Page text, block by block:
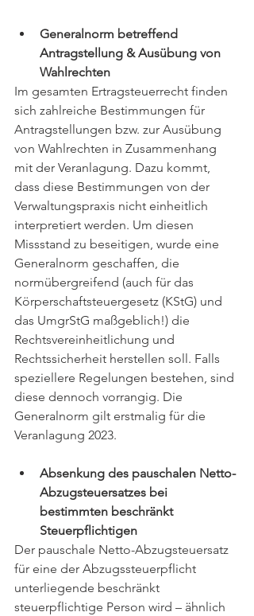
Generalnorm betreffend
Antragstellung & Ausübung von
Wahlrechten
Im gesamten Ertragsteuerrecht finden
sich zahlreiche Bestimmungen für
Antragstellungen bzw. zur Ausübung
von Wahlrechten in Zusammenhang
mit der Veranlagung. Dazu kommt,
dass diese Bestimmungen von der
Verwaltungspraxis nicht einheitlich
interpretiert werden. Um diesen
Missstand zu beseitigen, wurde eine
Generalnorm geschaffen, die
normübergreifend (auch für das
Körperschaftsteuergesetz (KStG) und
das UmgrStG maßgeblich!) die
Rechtsvereinheitlichung und
Rechtssicherheit herstellen soll. Falls
speziellere Regelungen bestehen, sind
diese dennoch vorrangig. Die
Generalnorm gilt erstmalig für die
Veranlagung 2023.
Absenkung des pauschalen Netto-
Abzugsteuersatzes bei
bestimmten beschränkt
Steuerpflichtigen
Der pauschale Netto-Abzugsteuersatz
für eine der Abzugssteuerpflicht
unterliegende beschränkt
steuerpflichtige Person wird – ähnlich